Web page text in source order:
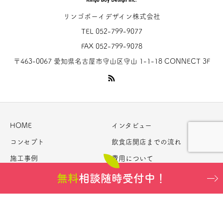
リンゴボーイデザイン株式会社
TEL 052-799-9077
FAX 052-799-9078
〒463-0067 愛知県名古屋市守山区守山 1-1-18 CONNECT 3F
HOME インタビュー
コンセプト 飲食店開店までの流れ
施工事例 費用について
特定商取引法に関する記載
無料相談随時受付中！